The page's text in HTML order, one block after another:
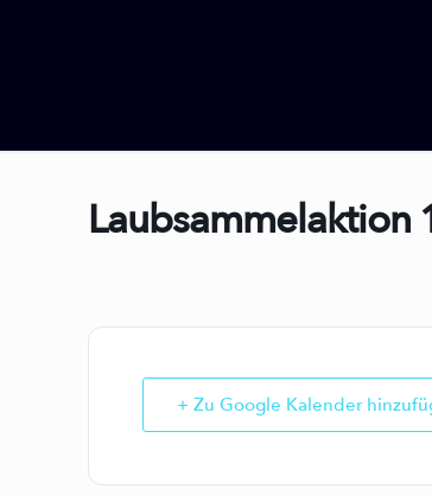
+ Zu Google Kalender